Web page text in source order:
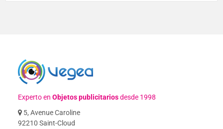
Experto enObjetos publicitariosdesde 1998
5, Avenue Caroline
92210 Saint-Cloud